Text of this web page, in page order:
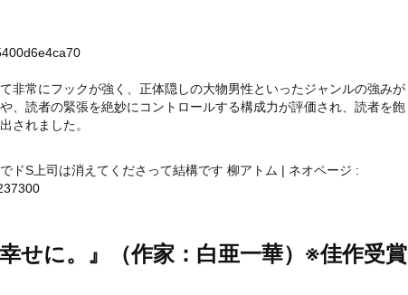
非常にフックが強く、正体隠しの大物男性といったジャンルの強みが
、読者の緊張を絶妙にコントロールする構成力が評価され、読者を飽
されました。
ドS上司は消えてくださって結構です 柳アトム | ネオページ :
せに。』（作家：白亜一華）※佳作受賞